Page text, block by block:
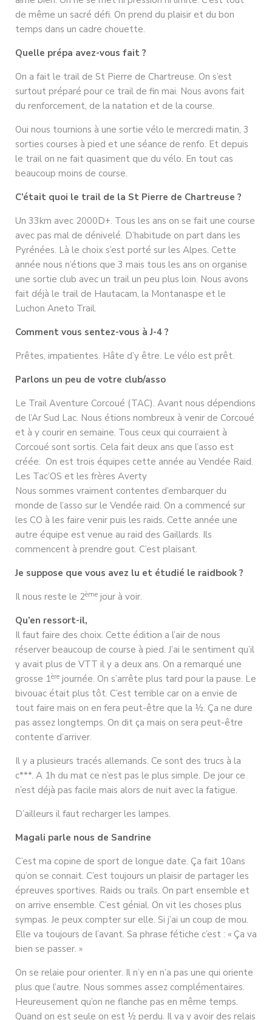
de même un sacré défi. On prend du plaisir et du bon
temps dans un cadre chouette.
Quelle prépa avez-vous fait ?
On a fait le trail de St Pierre de Chartreuse. On s’est
surtout préparé pour ce trail de fin mai. Nous avons fait
du renforcement, de la natation et de la course.
Oui nous tournions à une sortie vélo le mercredi matin, 3
sorties courses à pied et une séance de renfo. Et depuis
le trail on ne fait quasiment que du vélo. En tout cas
beaucoup moins de course.
C’était quoi le trail de la St Pierre de Chartreuse ?
Un 33km avec 2000D+. Tous les ans on se fait une course
avec pas mal de dénivelé. D’habitude on part dans les
Pyrénées. Là le choix s’est porté sur les Alpes. Cette
année nous n’étions que 3 mais tous les ans on organise
une sortie club avec un trail un peu plus loin. Nous avons
fait déjà le trail de Hautacam, la Montanaspe et le
Luchon Aneto Trail.
Comment vous sentez-vous à J-4 ?
Prêtes, impatientes. Hâte d’y être. Le vélo est prêt.
Parlons un peu de votre club/asso
Le Trail Aventure Corcoué (TAC). Avant nous dépendions
de l’Ar Sud Lac. Nous étions nombreux à venir de Corcoué
et à y courir en semaine. Tous ceux qui courraient à
Corcoué sont sortis. Cela fait deux ans que l’asso est
créée. On est trois équipes cette année au Vendée Raid.
Les Tac’OS et les frères Averty
Nous sommes vraiment contentes d’embarquer du
monde de l’asso sur le Vendée raid. On a commencé sur
les CO à les faire venir puis les raids. Cette année une
autre équipe est venue au raid des Gaillards. Ils
commencent à prendre gout. C’est plaisant.
Je suppose que vous avez lu et étudié le raidbook ?
Il nous reste le 2ème jour à voir.
Qu’en ressort-il,
Il faut faire des choix. Cette édition a l’air de nous
réserver beaucoup de course à pied. J’ai le sentiment qu’il
y avait plus de VTT il y a deux ans. On a remarqué une
grosse 1ère journée. On s’arrête plus tard pour la pause. Le
bivouac était plus tôt. C’est terrible car on a envie de
tout faire mais on en fera peut-être que la ½. Ça ne dure
pas assez longtemps. On dit ça mais on sera peut-être
contente d’arriver.
Il y a plusieurs tracés allemands. Ce sont des trucs à la
c***. A 1h du mat ce n’est pas le plus simple. De jour ce
n’est déjà pas facile mais alors de nuit avec la fatigue.
D’ailleurs il faut recharger les lampes.
Magali parle nous de Sandrine
C’est ma copine de sport de longue date. Ça fait 10ans
qu’on se connait. C’est toujours un plaisir de partager les
épreuves sportives. Raids ou trails. On part ensemble et
on arrive ensemble. C’est génial. On vit les choses plus
sympas. Je peux compter sur elle. Si j’ai un coup de mou.
Elle va toujours de l’avant. Sa phrase fétiche c’est : « Ça va
bien se passer. »
On se relaie pour orienter. Il n’y en n’a pas une qui oriente
plus que l’autre. Nous sommes assez complémentaires.
Heureusement qu’on ne flanche pas en même temps.
Quand on est seule on est ½ perdu. Il va y avoir des relais